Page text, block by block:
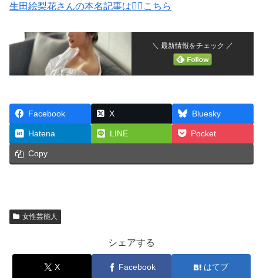
生田絵梨花さんの本名記事は💁‍♀️こちら
＼ 最新情報をチェック ／
Facebook X Bluesky
Hatena LINE Pocket
Copy
女性芸能人
シェアする
X Facebook はてブ